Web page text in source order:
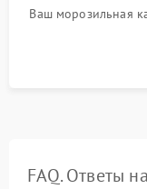
Ваш морозильная
FAQ. Ответы